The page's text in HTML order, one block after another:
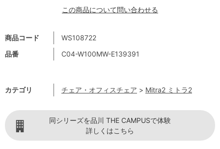
商品コード
WS108722
品番
C04-W100MW-E139391
カテゴリ チェア・オフィスチェア > Mitra2 ミトラ2
この商品について問い合わせる
同シリーズを品川 THE CAMPUSで体験
詳しくはこちら